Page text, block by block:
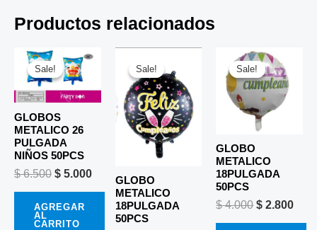
Productos relacionados
Sale!
Sale!
GLOBOS
METALICO 26
PULGADA
NIÑOS 50PCS
$6.500
precio
original
era:
$ 5.000
El
$ 5.000.
AGREGAR
AL
CARRITO
Sale!
Sale!
GLOBO
METALICO
18PULGADA
50PCS
precio
original
era:
$ 4.000.$ 2.800.
Sale!
Sale!
GLOBO
METALICO
18PULGADA
50PCS
$4.000
El
precio
original
era:
$ 4.000.
$ 2.800